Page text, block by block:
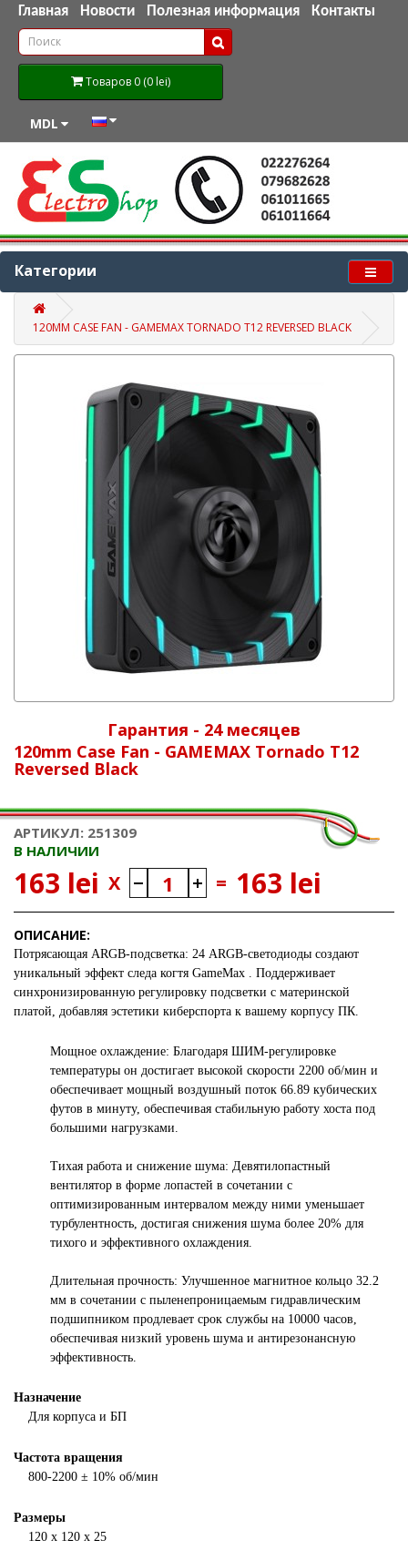
Главная Новости Полезная информация Контакты
Товаров 0 (0 lei)
MDL
Категории
120MM CASE FAN - GAMEMAX TORNADO T12 REVERSED BLACK
Гарантия - 24 месяцев
120mm Case Fan - GAMEMAX Tornado T12
Reversed Black
АРТИКУЛ: 251309
В НАЛИЧИИ
163 lei X = 163 lei
ОПИСАНИЕ:
Потрясающая ARGB-подсветка: 24 ARGB-светодиоды создают
уникальный эффект следа когтя GameMax . Поддерживает
синхронизированную регулировку подсветки с материнской
платой, добавляя эстетики киберспорта к вашему корпусу ПК.
Мощное охлаждение: Благодаря ШИМ-регулировке
температуры он достигает высокой скорости 2200 об/мин и
обеспечивает мощный воздушный поток 66.89 кубических
футов в минуту, обеспечивая стабильную работу хоста под
большими нагрузками.
Тихая работа и снижение шума: Девятилопастный
вентилятор в форме лопастей в сочетании с
оптимизированным интервалом между ними уменьшает
турбулентность, достигая снижения шума более 20% для
тихого и эффективного охлаждения.
Длительная прочность: Улучшенное магнитное кольцо 32.2
мм в сочетании с пыленепроницаемым гидравлическим
подшипником продлевает срок службы на 10000 часов,
обеспечивая низкий уровень шума и антирезонансную
эффективность.
Назначение
Для корпуса и БП
Частота вращения
800-2200 ± 10% об/мин
Размеры
120 х 120 х 25